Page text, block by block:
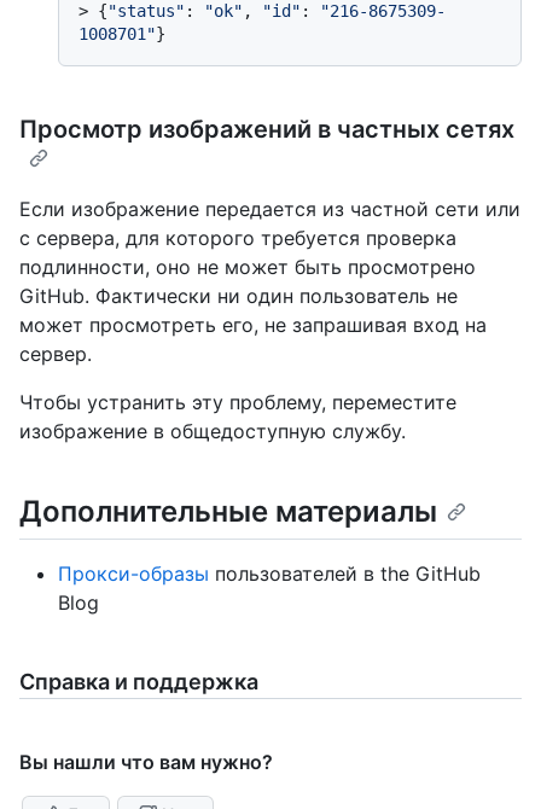
> {"status" : "ok" , "id" :
"216-8675309-
1008701"}
Просмотр изображений в частных сетях
Если изображение передается из частной сети или
с сервера, для которого требуется проверка
подлинности, оно не может быть просмотрено
GitHub. Фактически ни один пользователь не
может просмотреть его, не запрашивая вход на
сервер.
Чтобы устранить эту проблему, переместите
изображение в общедоступную службу.
Дополнительные материалы
Прокси-образы пользователей в the GitHub
Blog
Справка и поддержка
Вы нашли что вам нужно?